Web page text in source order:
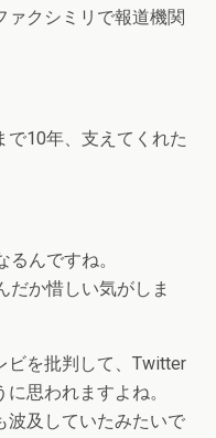
ァクシミリで報道機関
で10年、支えてくれた
んですね。
だか惜しい気がしま
ビを批判して、Twitter
思われますよね。
波及していたみたいで